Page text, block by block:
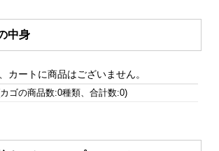
中身
カートに商品はございません。
ゴの商品数:0種類、合計数:0)